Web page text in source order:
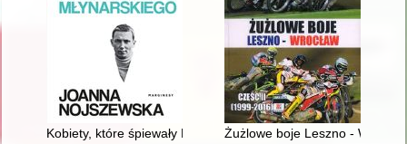
Kobiety, które śpiewały MłynarskiegoŻużlowe boje Leszno -